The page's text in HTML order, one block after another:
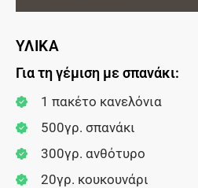
ΥΛΙΚΑ
Για τη γέμιση με σπανάκι:
1 πακέτο κανελόνια
500γρ. σπανάκι
300γρ. ανθότυρο
20γρ. κουκουνάρι